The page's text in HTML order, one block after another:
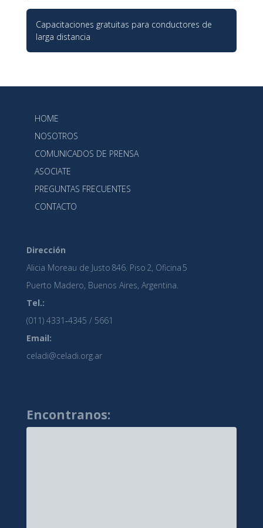
Capacitaciones gratuitas para conductores de
larga distancia
HOME
NOSOTROS
COMUNICADOS DE PRENSA
ASOCIATE
PREGUNTAS FRECUENTES
CONTACTO
Dirección
Alicia Moreau de Justo 846. Piso 2, Oficina 5
Puerto Madero, Buenos Aires, Argentina.
Tel.:
(011) 4331‑4345 / 5661
Email:
celadi@celadi.org.ar
Encontranos: